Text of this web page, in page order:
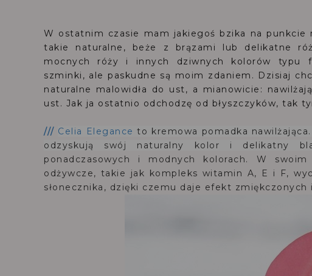
W ostatnim czasie mam jakiegoś bzika na
takie naturalne, beże z brązami lub delikatne
mocnych róży i innych dziwnych kolorów typu
szminki, ale paskudne są moim zdaniem. Dzisiaj
naturalne malowidła do ust, a mianowicie:
ust. Jak ja ostatnio odchodzę od błyszczyków, tak
/// Celia Elegance to kremowa pomadka nawilżająca
odzyskują swój naturalny kolor i delikatny
ponadczasowych i modnych kolorach. W swoim
odżywcze, takie jak kompleks witamin A, E i F,
słonecznika, dzięki czemu daje efekt zmiękczonych